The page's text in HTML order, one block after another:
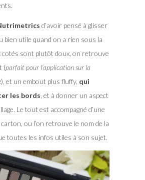
d’avoir pensé à glisser
bien utile quand on a rien sous la
cotés sont plutôt doux, on retrouve
(parfait pour l’application sur la
), et un embout plus fluffy, qui
les bords , et à donner un aspect
Le tout est accompagné d’une
ou l’on retrouve le nom de la
toutes les infos utiles à son sujet.